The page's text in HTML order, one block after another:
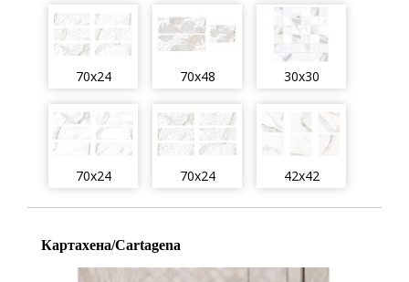
70x24 70x48 30x30
70x24 70x24 42x42
Картахена/Cartagena